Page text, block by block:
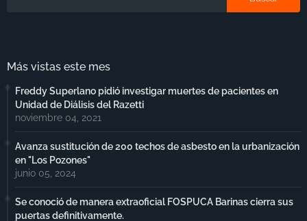
Más vistas este mes
Freddy Superlano pidió investigar muertes de pacientes en
Unidad de Diálisis del Razetti
noviembre 04, 2021
Avanza sustitución de 200 techos de asbesto en la urbanización
en "Los Pozones"
junio 05, 2024
Se conoció de manera extraoficial FOSPUCA Barinas cierra sus
puertas definitivamente.